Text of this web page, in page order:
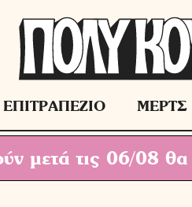
ΕΠΙΤΡΑΠΕΖΙΟ ΜΕΡΤΣ
μετά τις 06/08